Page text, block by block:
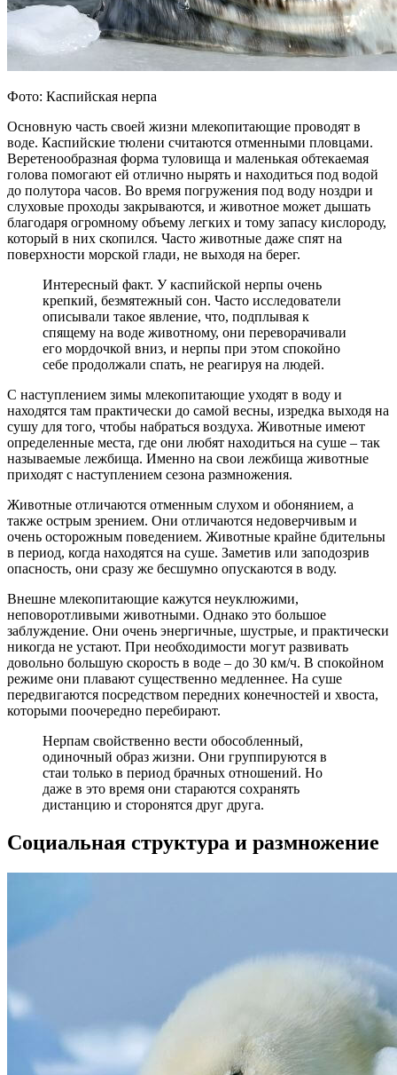
Фото: Каспийская нерпа
Основную часть своей жизни млекопитающие проводят в
воде. Каспийские тюлени считаются отменными пловцами.
Веретенообразная форма туловища и маленькая обтекаемая
голова помогают ей отлично нырять и находиться под водой
до полутора часов. Во время погружения под воду ноздри и
слуховые проходы закрываются, и животное может дышать
благодаря огромному объему легких и тому запасу кислороду,
который в них скопился. Часто животные даже спят на
поверхности морской глади, не выходя на берег.
Интересный факт. У каспийской нерпы очень
крепкий, безмятежный сон. Часто исследователи
описывали такое явление, что, подплывая к
спящему на воде животному, они переворачивали
его мордочкой вниз, и нерпы при этом спокойно
себе продолжали спать, не реагируя на людей.
С наступлением зимы млекопитающие уходят в воду и
находятся там практически до самой весны, изредка выходя на
сушу для того, чтобы набраться воздуха. Животные имеют
определенные места, где они любят находиться на суше – так
называемые лежбища. Именно на свои лежбища животные
приходят с наступлением сезона размножения.
Животные отличаются отменным слухом и обонянием, а
также острым зрением. Они отличаются недоверчивым и
очень осторожным поведением. Животные крайне бдительны
в период, когда находятся на суше. Заметив или заподозрив
опасность, они сразу же бесшумно опускаются в воду.
Внешне млекопитающие кажутся неуклюжими,
неповоротливыми животными. Однако это большое
заблуждение. Они очень энергичные, шустрые, и практически
никогда не устают. При необходимости могут развивать
довольно большую скорость в воде – до 30 км/ч. В спокойном
режиме они плавают существенно медленнее. На суше
передвигаются посредством передних конечностей и хвоста,
которыми поочередно перебирают.
Нерпам свойственно вести обособленный,
одиночный образ жизни. Они группируются в
стаи только в период брачных отношений. Но
даже в это время они стараются сохранять
дистанцию и сторонятся друг друга.
Социальная структура и размножение